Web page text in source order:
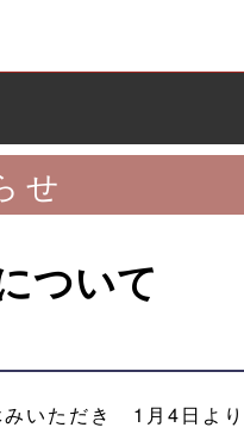
せ
ついて
いただき 1月4日よ